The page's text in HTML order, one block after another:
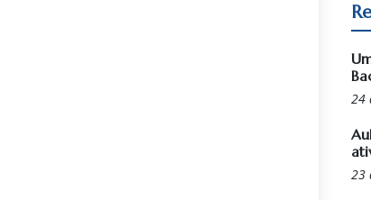
24
23